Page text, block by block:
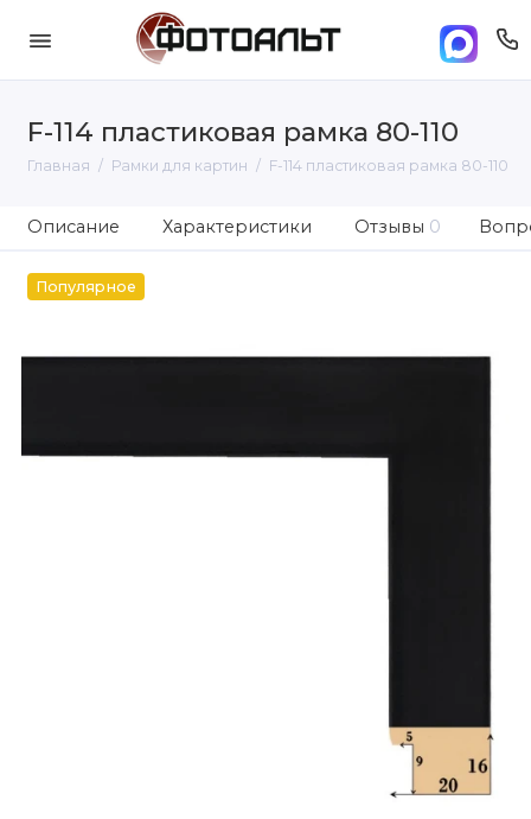
F-114 пластиковая рамка 80-110
Главная Рамки для картин F-114 пластиковая рамка 80-110
Описание Характеристики Отзывы 0
Популярное